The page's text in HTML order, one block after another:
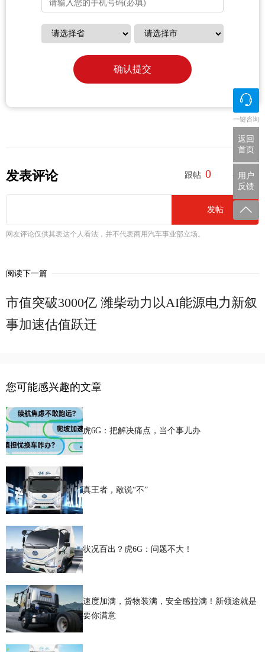
确认提交
发表评论 跟帖 0 参与 0
发帖
网友评论仅供其表达个人看法，并不代表商用汽车事业部立场。
阅读下一篇
市值突破3000亿 潍柴动力以AI能源电力新叙
事加速估值跃迁
您可能感兴趣的文章
虎6G：把解决痛点，当个事儿办
真王者，敢说“不”
状况百出？虎6G：问题不大！
速度加满，货物装满，安全感拉满！新领途就是
要你满意
一键咨询
返回
首页
用户
反馈